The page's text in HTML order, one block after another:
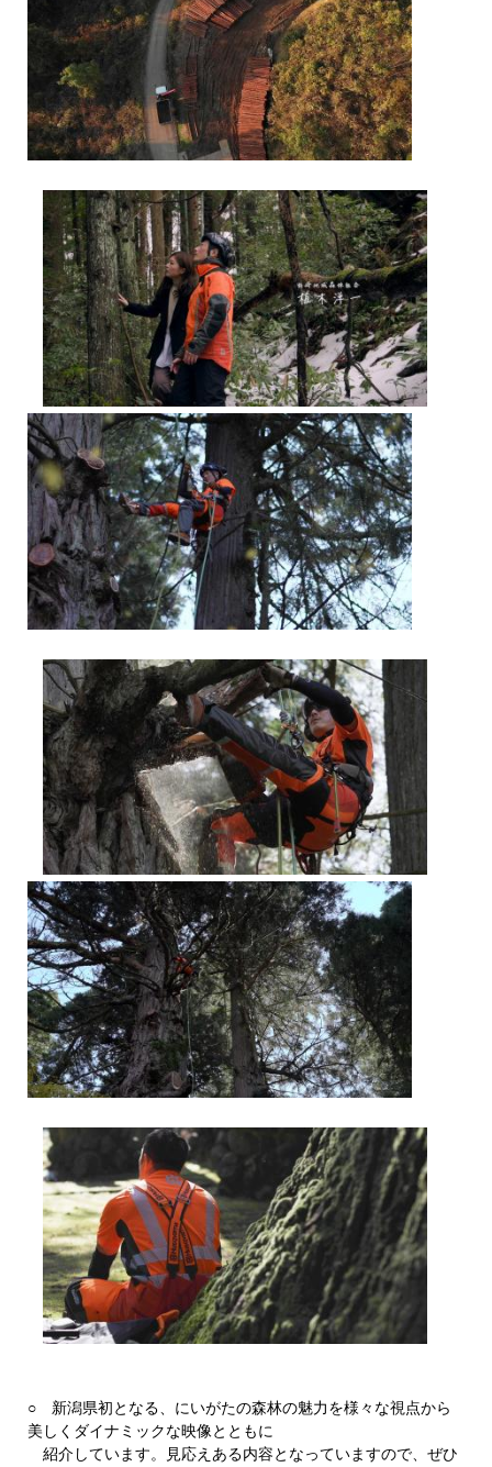
○ 新潟県初となる、にいがたの森林の魅力を様々な視点から
美しくダイナミックな映像とともに
紹介しています。見応えある内容となっていますので、ぜひ